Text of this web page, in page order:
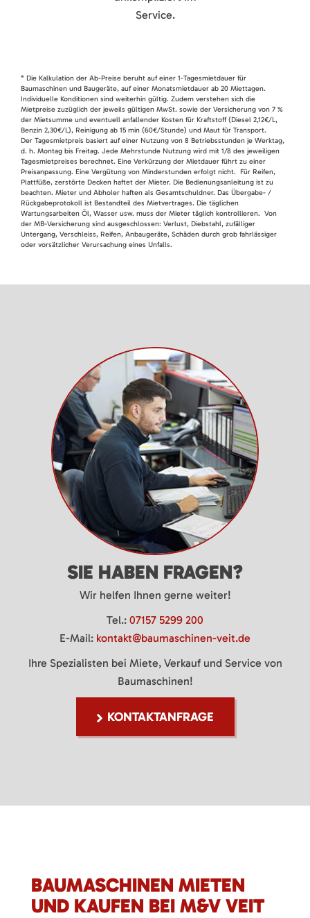
Service.
* Die Kalkulation der Ab-Preise beruht auf einer 1-Tagesmietdauer für
Baumaschinen und Baugeräte, auf einer Monatsmietdauer ab 20 Miettagen.
Individuelle Konditionen sind weiterhin gültig. Zudem verstehen sich die
Mietpreise zuzüglich der jeweils gültigen MwSt. sowie der Versicherung von 7 %
der Mietsumme und eventuell anfallender Kosten für Kraftstoff (Diesel 2,12€/L,
Benzin 2,30€/L), Reinigung ab 15 min (60€/Stunde) und Maut für Transport.
Der Tagesmietpreis basiert auf einer Nutzung von 8 Betriebsstunden je Werktag,
d. h. Montag bis Freitag. Jede Mehrstunde Nutzung wird mit 1/8 des jeweiligen
Tagesmietpreises berechnet. Eine Verkürzung der Mietdauer führt zu einer
Preisanpassung. Eine Vergütung von Minderstunden erfolgt nicht. Für Reifen,
Plattfüße, zerstörte Decken haftet der Mieter. Die Bedienungsanleitung ist zu
beachten. Mieter und Abholer haften als Gesamtschuldner. Das Übergabe- /
Rückgabeprotokoll ist Bestandteil des Mietvertrages. Die täglichen
Wartungsarbeiten Öl, Wasser usw. muss der Mieter täglich kontrollieren. Von
der MB-Versicherung sind ausgeschlossen: Verlust, Diebstahl, zufälliger
Untergang, Verschleiss, Reifen, Anbaugeräte, Schäden durch grob fahrlässiger
oder vorsätzlicher Verursachung eines Unfalls.
SIE HABEN FRAGEN?
Wir helfen Ihnen gerne weiter!
Tel.: 07157 5299 200
E-Mail: kontakt@baumaschinen-veit.de
Ihre Spezialisten bei Miete, Verkauf und Service von
Baumaschinen!
KONTAKTANFRAGE
BAUMASCHINEN MIETEN
UND KAUFEN BEI M&V VEIT